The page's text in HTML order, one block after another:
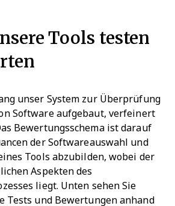
Tools testen
unser System zur Überprüfung
Software aufgebaut, verfeinert
Bewertungsschema ist darauf
der Softwareauswahl und
Tools abzubilden, wobei der
Aspekten des
liegt. Unten sehen Sie
Tests und Bewertungen anhand